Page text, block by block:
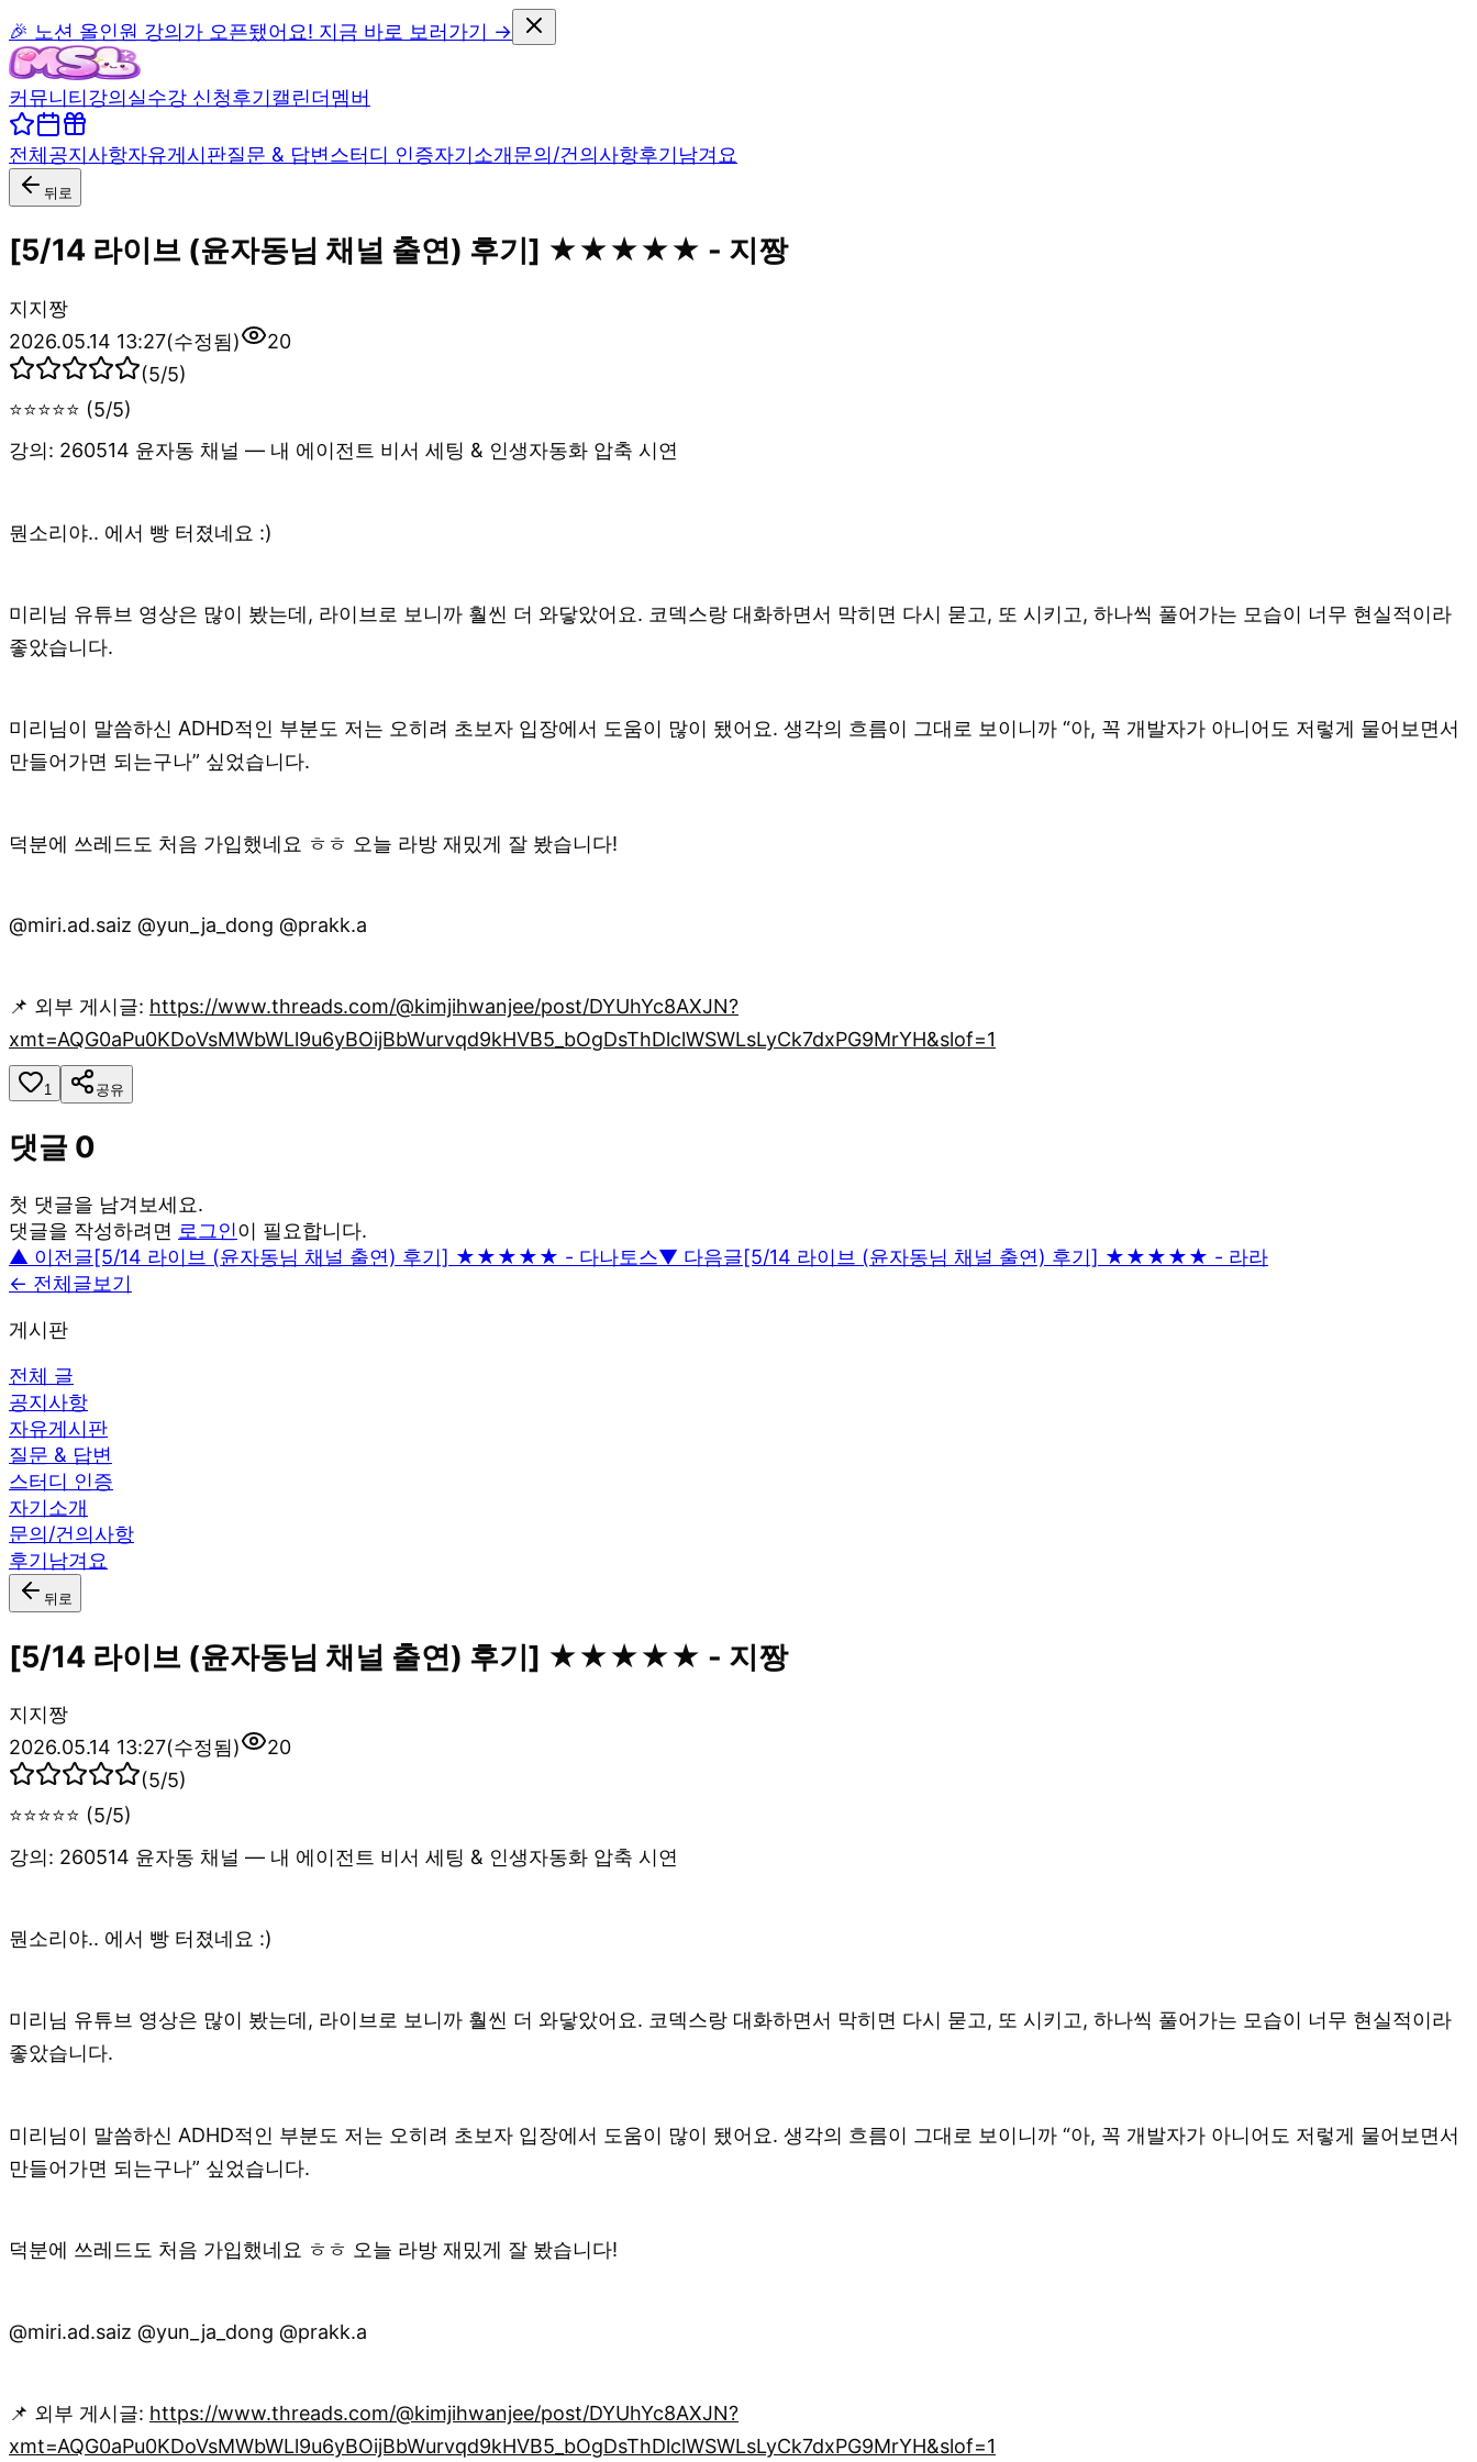
🎉 노션 올인원 강의가 오픈됐어요! 지금 바로 보러가기 →
커뮤니티강의실수강 신청후기캘린더멤버
전체공지사항자유게시판질문 & 답변스터디 인증자기소개문의/건의사항후기남겨요
뒤로
[5/14 라이브 (윤자동님 채널 출연) 후기] ★★★★★ - 지짱
지지짱
2026.05.14 13:27(수정됨)
20
(5/5)
⭐⭐⭐⭐⭐ (5/5)
강의: 260514 윤자동 채널 — 내 에이전트 비서 세팅 & 인생자동화 압축 시연
뭔소리야.. 에서 빵 터졌네요 :)
미리님 유튜브 영상은 많이 봤는데, 라이브로 보니까 훨씬 더 와닿았어요. 코덱스랑 대화하면서 막히면 다시 묻고, 또 시키고, 하나씩 풀어가는 모습이 너무 현실적이라
좋았습니다.
미리님이 말씀하신 ADHD적인 부분도 저는 오히려 초보자 입장에서 도움이 많이 됐어요. 생각의 흐름이 그대로 보이니까 “아, 꼭 개발자가 아니어도 저렇게 물어보면서
만들어가면 되는구나” 싶었습니다.
덕분에 쓰레드도 처음 가입했네요 ㅎㅎ 오늘 라방 재밌게 잘 봤습니다!
@miri.ad.saiz @yun_ja_dong @prakk.a
📌 외부 게시글: https://www.threads.com/@kimjihwanjee/post/DYUhYc8AXJN?
xmt=AQG0aPu0KDoVsMWbWLl9u6yBOijBbWurvqd9kHVB5_bOgDsThDlclWSWLsLyCk7dxPG9MrYH&slof=1
1 공유
댓글 0
첫 댓글을 남겨보세요.
댓글을 작성하려면 로그인이 필요합니다.
▲ 이전글[5/14 라이브 (윤자동님 채널 출연) 후기] ★★★★★ - 다나토스▼ 다음글[5/14 라이브 (윤자동님 채널 출연) 후기] ★★★★★ - 라라
← 전체글보기
게시판
전체 글
공지사항
자유게시판
질문 & 답변
스터디 인증
자기소개
문의/건의사항
후기남겨요
뒤로
[5/14 라이브 (윤자동님 채널 출연) 후기] ★★★★★ - 지짱
지지짱
2026.05.14 13:27(수정됨)
20
(5/5)
⭐⭐⭐⭐⭐ (5/5)
강의: 260514 윤자동 채널 — 내 에이전트 비서 세팅 & 인생자동화 압축 시연
뭔소리야.. 에서 빵 터졌네요 :)
미리님 유튜브 영상은 많이 봤는데, 라이브로 보니까 훨씬 더 와닿았어요. 코덱스랑 대화하면서 막히면 다시 묻고, 또 시키고, 하나씩 풀어가는 모습이 너무 현실적이라
좋았습니다.
미리님이 말씀하신 ADHD적인 부분도 저는 오히려 초보자 입장에서 도움이 많이 됐어요. 생각의 흐름이 그대로 보이니까 “아, 꼭 개발자가 아니어도 저렇게 물어보면서
만들어가면 되는구나” 싶었습니다.
덕분에 쓰레드도 처음 가입했네요 ㅎㅎ 오늘 라방 재밌게 잘 봤습니다!
@miri.ad.saiz @yun_ja_dong @prakk.a
📌 외부 게시글: https://www.threads.com/@kimjihwanjee/post/DYUhYc8AXJN?
xmt=AQG0aPu0KDoVsMWbWLl9u6yBOijBbWurvqd9kHVB5_bOgDsThDlclWSWLsLyCk7dxPG9MrYH&slof=1